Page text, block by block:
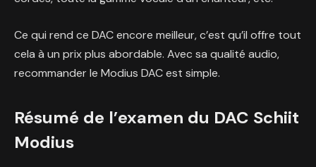
Ce qui rend ce DAC encore meilleur, c’est qu’il offre tout
cela à un prix plus abordable. Avec sa qualité audio,
recommander le Modius DAC est simple.
Résumé de l’examen du DAC Schiit
Modius